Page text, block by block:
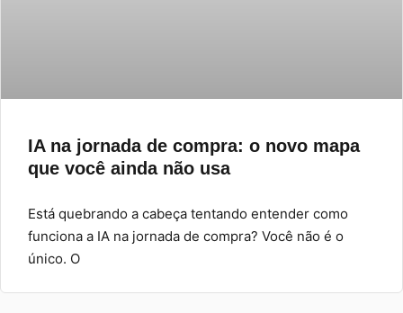
IA na jornada de compra: o novo mapa
que você ainda não usa
Está quebrando a cabeça tentando entender como
funciona a IA na jornada de compra? Você não é o
único. O